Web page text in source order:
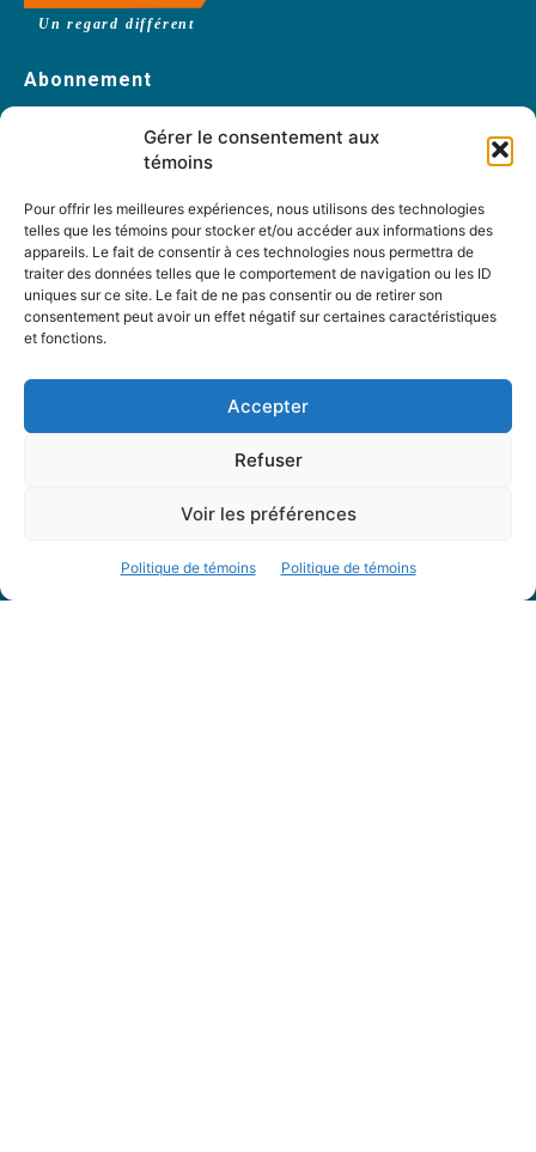
Gérer le consentement aux
témoins
Pour offrir les meilleures expériences, nous utilisons des technologies
telles que les témoins pour stocker et/ou accéder aux informations des
appareils. Le fait de consentir à ces technologies nous permettra de
traiter des données telles que le comportement de navigation ou les ID
uniques sur ce site. Le fait de ne pas consentir ou de retirer son
consentement peut avoir un effet négatif sur certaines caractéristiques
et fonctions.
Accepter
Refuser
Voir les préférences
Politique de témoins Politique de témoins
Un regard différent
Abonnement
Changement d’adresse
À propos
Accueil
Archives
PDF Magazines
À propos
Notre équipe